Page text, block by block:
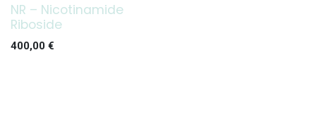
NR – Nicotinamide
Riboside
400,00 €